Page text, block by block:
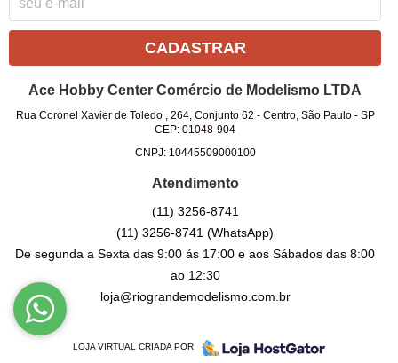
CADASTRAR
Ace Hobby Center Comércio de Modelismo LTDA
Rua Coronel Xavier de Toledo , 264, Conjunto 62 - Centro, São Paulo- SP
CEP: 01048-904
CNPJ: 10445509000100
Atendimento
(11) 3256-8741
(11) 3256-8741(WhatsApp)
De segunda a Sexta das 9:00 ás 17:00 e aos Sábados das 8:00
ao 12:30
loja@riograndemodelismo.com.br
LOJA VIRTUAL CRIADA POR